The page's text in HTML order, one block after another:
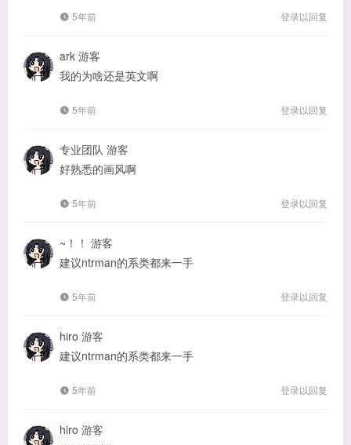
5年前 登录以回复
ark 游客
我的为啥还是英文啊
5年前 登录以回复
专业团队 游客
好熟悉的画风啊
5年前 登录以回复
~！！ 游客
建议ntrman的系类都来一手
5年前 登录以回复
hiro 游客
建议ntrman的系类都来一手
5年前 登录以回复
hiro 游客